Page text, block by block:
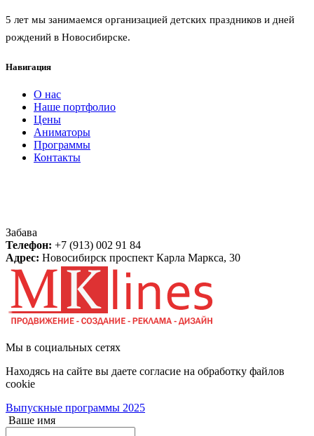
5 лет мы занимаемся организацией детских праздников и дней
рождений в Новосибирске.
Навигация
О нас
Наше портфолио
Цены
Аниматоры
Программы
Контакты
Забава
Телефон: +7 (913) 002 91 84
Адрес: Новосибирск проспект Карла Маркса, 30
Мы в социальных сетях
Находясь на сайте вы даете согласие на обработку файлов
cookie
Выпускные программы 2025
Ваше имя